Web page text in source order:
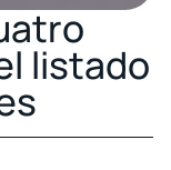
listado